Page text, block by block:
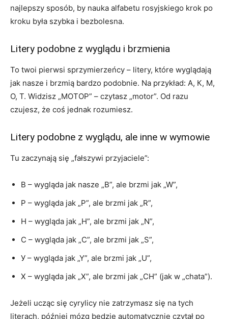
najlepszy sposób, by nauka alfabetu rosyjskiego krok po
kroku była szybka i bezbolesna.
Litery podobne z wyglądu i brzmienia
To twoi pierwsi sprzymierzeńcy – litery, które wyglądają
jak nasze i brzmią bardzo podobnie. Na przykład: А, К, М,
О, Т. Widzisz „МОТОР” – czytasz „motor”. Od razu
czujesz, że coś jednak rozumiesz.
Litery podobne z wyglądu, ale inne w wymowie
Tu zaczynają się „fałszywi przyjaciele”:
В – wygląda jak nasze „B”, ale brzmi jak „W”,
Р – wygląda jak „P”, ale brzmi jak „R”,
Н – wygląda jak „H”, ale brzmi jak „N”,
С – wygląda jak „C”, ale brzmi jak „S”,
У – wygląda jak „Y”, ale brzmi jak „U”,
Х – wygląda jak „X”, ale brzmi jak „CH” (jak w „chata”).
Jeżeli ucząc się cyrylicy nie zatrzymasz się na tych
literach, później mózg będzie automatycznie czytał po